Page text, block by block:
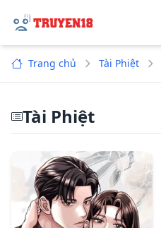
Trang chủ Tài Phiệt
Tài Phiệt